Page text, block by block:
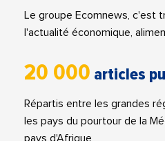
Le groupe Ecomnews, c'est
l'actualité économique,
20 000 articles
Répartis entre les grandes
les pays du pourtour de la
pays d'Afrique